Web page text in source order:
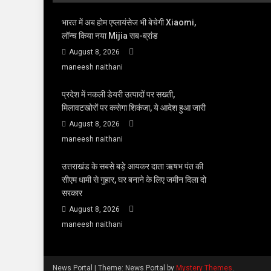
भारत में अब होम एप्लायंसेज भी बेचेगी Xiaomi,
लॉन्च किया नया Mijia सब-ब्रांड
August 8, 2026
maneesh naithani
प्रदेश में नकली डेयरी उत्पादों पर सख्ती,
मिलावटखोरों पर कसेगा शिकंजा, ये आदेश हुआ जारी
August 8, 2026
maneesh naithani
उत्तराखंड के सबसे बड़े आयकर दाता ऋषभ पंत की
सीएम धामी से गुहार, घर बनाने के लिए जमीन दिला दो
सरकार
August 8, 2026
maneesh naithani
News Portal | Theme: News Portal by Mystery Themes